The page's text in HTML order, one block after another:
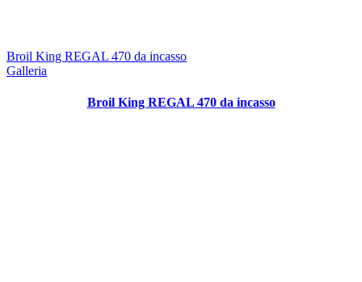
Broil King REGAL 470 da incasso
Galleria
Broil King REGAL 470 da incasso